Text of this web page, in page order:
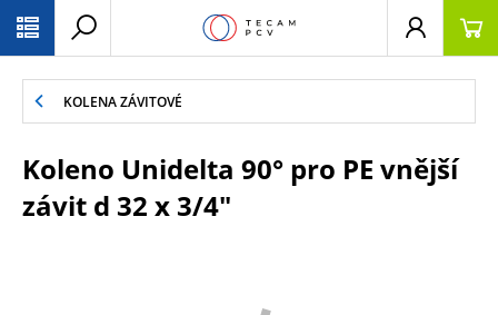
KOLENA ZÁVITOVÉ
Koleno Unidelta 90° pro PE vnější
závit d 32 x 3/4"